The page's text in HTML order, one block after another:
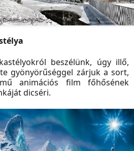
beszélünk, úgy illő,
gyönyörűséggel zárjuk a sort,
animációs film főhősének
dicséri.